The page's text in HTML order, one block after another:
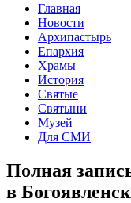
Главная
Новости
Архипастырь
Епархия
Храмы
История
Святые
Святыни
Музей
Для СМИ
Полная
в